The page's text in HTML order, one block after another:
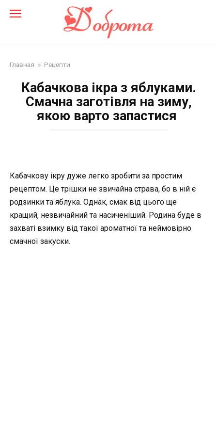
Главная » Рецепти
Кабачкова ікра з яблуками.
Смачна заготівля на зиму,
якою варто запастися
Кабачкову ікру дуже легко зробити за простим
рецептом. Це трішки не звичайна страва, бо в ній є
родзинки та яблука. Однак, смак від цього ще
кращий, незвичайний та насиченіший. Родина буде в
захваті взимку від такої ароматної та неймовірно
смачної закуски.